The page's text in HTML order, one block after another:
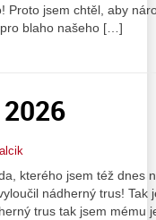
Proto jsem chtěl, aby
blaho našeho […]
kterého jsem též dnes
nádherný trus! Tak
trus tak jsem mému